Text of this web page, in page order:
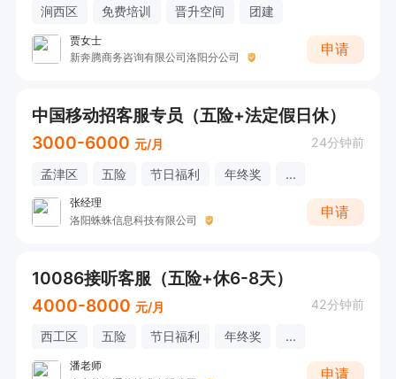
涧西区 免费培训 晋升空间 团建
贾女士
新奔腾商务咨询有限公司洛阳分公司
申请
中国移动招客服专员（五险+法定假日休）
3000-6000 元/月 24分钟前
孟津区 五险 节日福利 年终奖 ...
张经理
洛阳蛛蛛信息科技有限公司
申请
10086接听客服（五险+休6-8天）
4000-8000 元/月 42分钟前
西工区 五险 节日福利 年终奖 ...
潘老师
申请